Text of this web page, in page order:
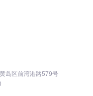
岛区前湾港路579号